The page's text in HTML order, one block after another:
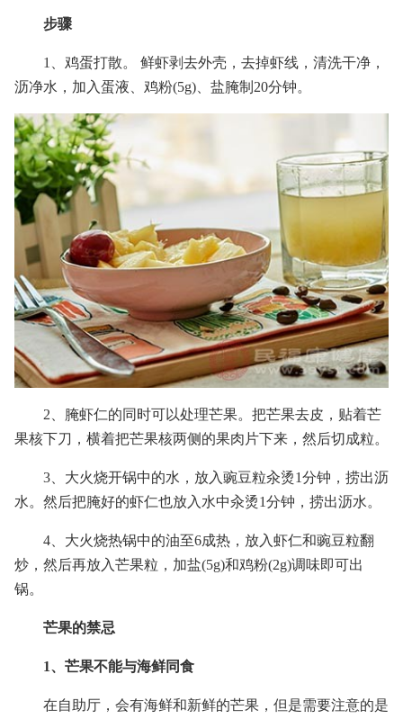
步骤
1、鸡蛋打散。 鲜虾剥去外壳，去掉虾线，清洗干净，
沥净水，加入蛋液、鸡粉(5g)、盐腌制20分钟。
2、腌虾仁的同时可以处理芒果。把芒果去皮，贴着芒
果核下刀，横着把芒果核两侧的果肉片下来，然后切成粒。
3、大火烧开锅中的水，放入豌豆粒汆烫1分钟，捞出沥
水。然后把腌好的虾仁也放入水中汆烫1分钟，捞出沥水。
4、大火烧热锅中的油至6成热，放入虾仁和豌豆粒翻
炒，然后再放入芒果粒，加盐(5g)和鸡粉(2g)调味即可出
锅。
芒果的禁忌
1、芒果不能与海鲜同食
在自助厅，会有海鲜和新鲜的芒果，但是需要注意的是